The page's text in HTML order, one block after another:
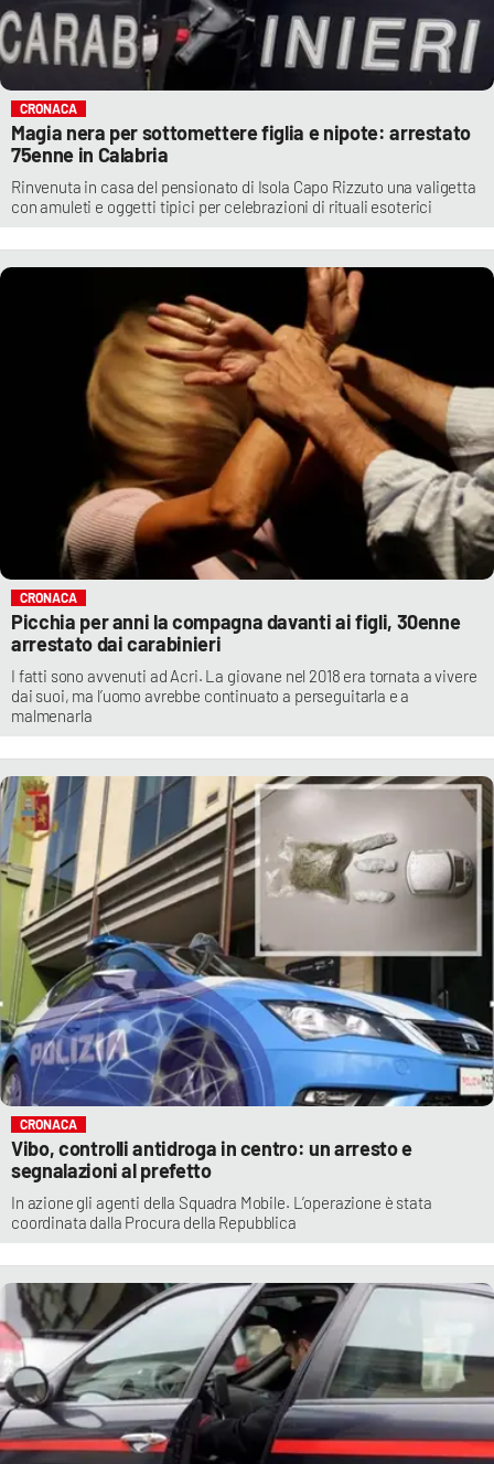
CRONACA
Magia nera per sottomettere figlia e nipote: arrestato
75enne in Calabria
Rinvenuta in casa del pensionato di Isola Capo Rizzuto una valigetta
con amuleti e oggetti tipici per celebrazioni di rituali esoterici
CRONACA
Picchia per anni la compagna davanti ai figli, 30enne
arrestato dai carabinieri
I fatti sono avvenuti ad Acri. La giovane nel 2018 era tornata a vivere
dai suoi, ma l’uomo avrebbe continuato a perseguitarla e a
malmenarla
CRONACA
Vibo, controlli antidroga in centro: un arresto e
segnalazioni al prefetto
In azione gli agenti della Squadra Mobile. L’operazione è stata
coordinata dalla Procura della Repubblica